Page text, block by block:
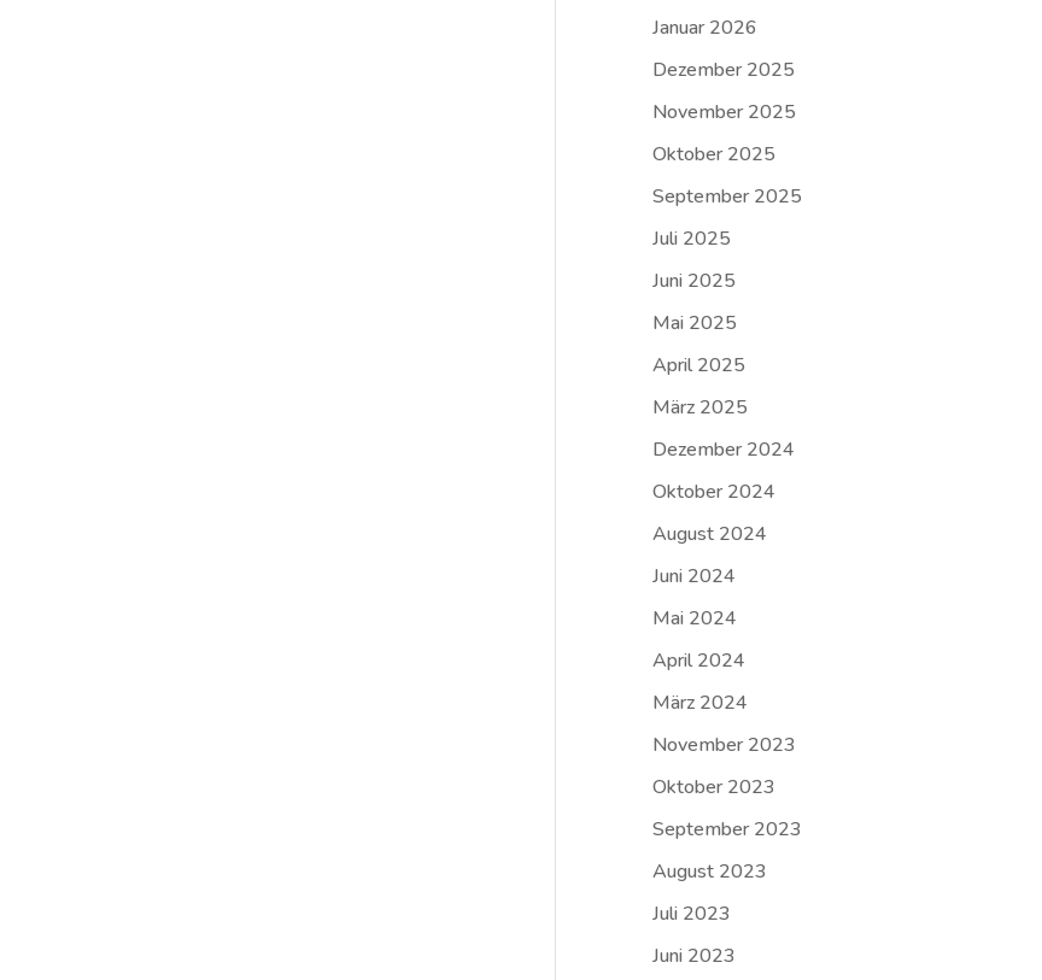
Januar 2026
Dezember 2025
November 2025
Oktober 2025
September 2025
Juli 2025
Juni 2025
Mai 2025
April 2025
März 2025
Dezember 2024
Oktober 2024
August 2024
Juni 2024
Mai 2024
April 2024
März 2024
November 2023
Oktober 2023
September 2023
August 2023
Juli 2023
Juni 2023